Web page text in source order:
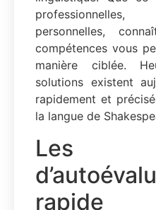
personnelles,
compétences vous
manière ciblée.
solutions existent
rapidement et
la langue de
Les
rapide